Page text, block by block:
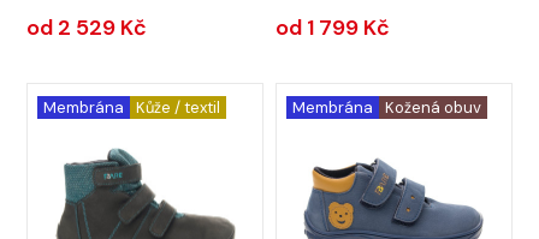
od 2 529 Kč od 1 799 Kč
Membrána Kůže / textil Membrána Kožená obuv